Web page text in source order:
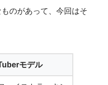
のがあって、今回はそ
モデル